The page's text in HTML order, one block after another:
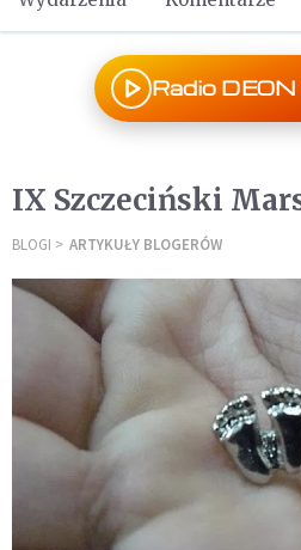
Radio
IX Szczeciński
BLOGI ARTYKUŁY BLOGERÓW